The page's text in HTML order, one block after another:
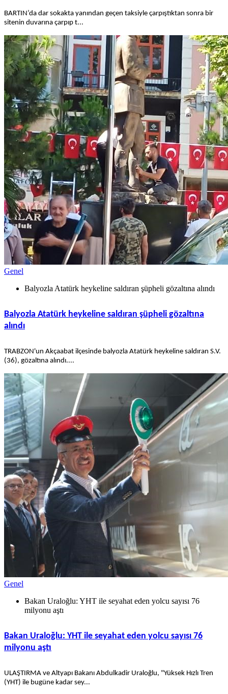
BARTIN’da dar sokakta yanından geçen taksiyle çarpıştıktan sonra bir
sitenin duvarına çarpıp t...
Genel
Balyozla Atatürk heykeline saldıran şüpheli gözaltına alındı
Balyozla Atatürk heykeline saldıran şüpheli gözaltına
alındı
TRABZON'un Akçaabat ilçesinde balyozla Atatürk heykeline saldıran S.V.
(36), gözaltına alındı....
Genel
Bakan Uraloğlu: YHT ile seyahat eden yolcu sayısı 76
milyonu aştı
Bakan Uraloğlu: YHT ile seyahat eden yolcu sayısı 76
milyonu aştı
ULAŞTIRMA ve Altyapı Bakanı Abdulkadir Uraloğlu, "Yüksek Hızlı Tren
(YHT) ile bugüne kadar sey...